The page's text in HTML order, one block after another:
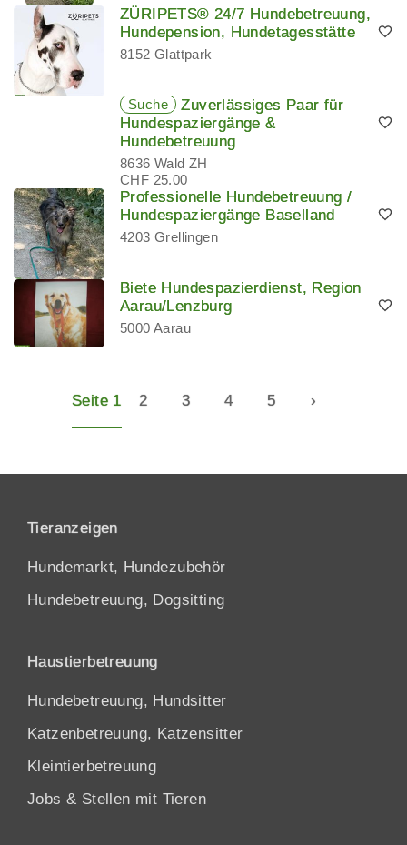
ZÜRIPETS® 24/7 Hundebetreuung,
Hundepension, Hundetagesstätte
8152 Glattpark
Suche
Zuverlässiges Paar für
Hundespaziergänge &
Hundebetreuung
8636 Wald ZH
CHF 25.00
Professionelle Hundebetreuung /
Hundespaziergänge Baselland
4203 Grellingen
Biete Hundespazierdienst, Region
Aarau/Lenzburg
5000 Aarau
Seite 1 2 3 4 5 ›
Tieranzeigen
Hundemarkt, Hundezubehör
Hundebetreuung, Dogsitting
Haustierbetreuung
Hundebetreuung, Hundsitter
Katzenbetreuung, Katzensitter
Kleintierbetreuung
Jobs & Stellen mit Tieren